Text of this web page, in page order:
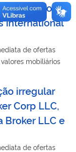
atuação
International
de ofertas
mobiliários
irregular
Corp LLC,
Broker LLC e
de ofertas